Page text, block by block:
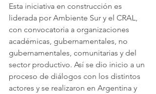
Esta iniciativa en construcción es
liderada por Ambiente Sur y el CRAL,
con convocatoria a organizaciones
académicas, gubernamentales, no
gubernamentales, comunitarias y del
sector productivo. Así se dio inicio a un
proceso de diálogos con los distintos
actores y se realizaron en Argentina y